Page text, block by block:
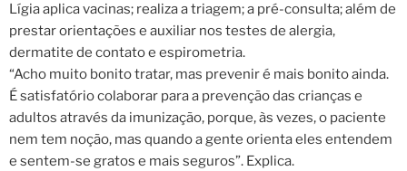
Lígia aplica vacinas; realiza a triagem; a pré-consulta; além de
prestar orientações e auxiliar nos testes de alergia,
dermatite de contato e espirometria.
“Acho muito bonito tratar, mas prevenir é mais bonito ainda.
É satisfatório colaborar para a prevenção das crianças e
adultos através da imunização, porque, às vezes, o paciente
nem tem noção, mas quando a gente orienta eles entendem
e sentem-se gratos e mais seguros”. Explica.